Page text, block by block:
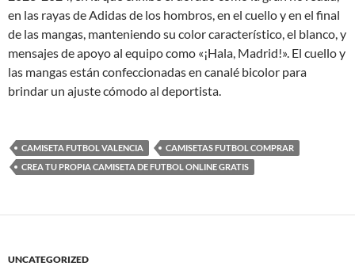
en las rayas de Adidas de los hombros, en el cuello y en el final
de las mangas, manteniendo su color característico, el blanco, y
mensajes de apoyo al equipo como «¡Hala, Madrid!». El cuello y
las mangas están confeccionadas en canalé bicolor para
brindar un ajuste cómodo al deportista.
CAMISETA FUTBOL VALENCIA
CAMISETAS FUTBOL COMPRAR
CREA TU PROPIA CAMISETA DE FUTBOL ONLINE GRATIS
UNCATEGORIZED